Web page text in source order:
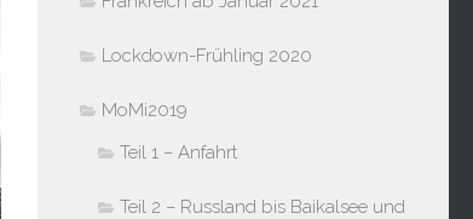
Lockdown-Frühling 2020
MoMi2019
Teil 1 – Anfahrt
Teil 2 – Russland bis Baikalsee und